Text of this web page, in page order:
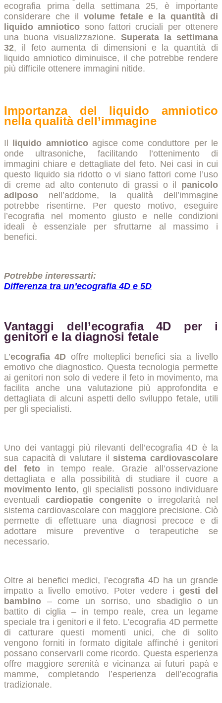
ecografia prima della settimana 25, è importante
considerare che il volume fetale e la quantità di
liquido amniotico sono fattori cruciali per ottenere
una buona visualizzazione. Superata la settimana
32, il feto aumenta di dimensioni e la quantità di
liquido amniotico diminuisce, il che potrebbe rendere
più difficile ottenere immagini nitide.
Importanza del liquido amniotico
nella qualità dell’immagine
Il liquido amnioticoagisce come conduttore per le
onde ultrasoniche, facilitando l’ottenimento di
immagini chiare e dettagliate del feto. Nei casi in cui
questo liquido sia ridotto o vi siano fattori come l’uso
di creme ad alto contenuto di grassi o il panicolo
adiposo nell’addome, la qualità dell’immagine
potrebbe risentirne. Per questo motivo, eseguire
l’ecografia nel momento giusto e nelle condizioni
ideali è essenziale per sfruttarne al massimo i
benefici.
Potrebbe interessarti:
Differenza tra un’ecografia 4D e 5D
Vantaggi dell’ecografia 4D per i
genitori e la diagnosi fetale
L’ecografia 4D offre molteplici benefici sia a livello
emotivo che diagnostico. Questa tecnologia permette
ai genitori non solo di vedere il feto in movimento, ma
facilita anche una valutazione più approfondita e
dettagliata di alcuni aspetti dello sviluppo fetale, utili
per gli specialisti.
Uno dei vantaggi più rilevanti dell’ecografia 4D è la
sua capacità di valutare il sistema cardiovascolare
del fetoin tempo reale. Grazie all’osservazione
dettagliata e alla possibilità di studiare il cuore a
movimento lento, gli specialisti possono individuare
eventuali cardiopatie congenite o irregolarità nel
sistema cardiovascolare con maggiore precisione. Ciò
permette di effettuare una diagnosi precoce e di
adottare misure preventive o terapeutiche se
necessario.
Oltre ai benefici medici, l’ecografia 4D ha un grande
impatto a livello emotivo. Poter vedere i gesti del
bambino – come un sorriso, uno sbadiglio o un
battito di ciglia – in tempo reale, crea un legame
speciale tra i genitori e il feto. L’ecografia 4D permette
di catturare questi momenti unici, che di solito
vengono forniti in formato digitale affinché i genitori
possano conservarli come ricordo. Questa esperienza
offre maggiore serenità e vicinanza ai futuri papà e
mamme, completando l’esperienza dell’ecografia
tradizionale.